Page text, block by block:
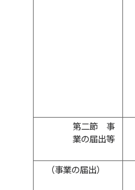
第二節 事
業の届出等
（事業の届出）